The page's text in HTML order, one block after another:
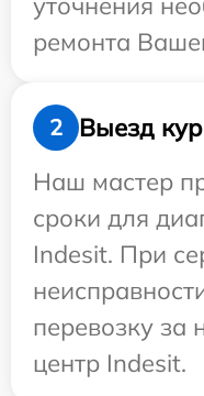
ремонта
2
Выезд
Наш мастер
сроки для
Indesit. При
перевозку за
центр Indesit.